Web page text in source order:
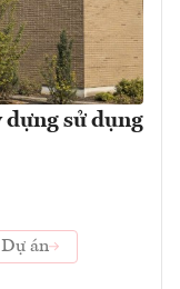
dựng sử dụng
Dự án